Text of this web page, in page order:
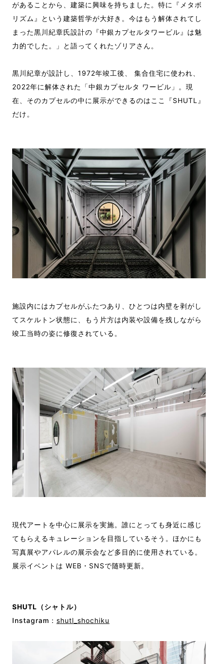
があることから、建築に興味を持ちました。特に『メタボ
リズム』という建築哲学が大好き。今はもう解体されてし
まった黒川紀章氏設計の『中銀カプセルタワービル』は魅
力的でした。」と語ってくれたゾリアさん。
黒川紀章が設計し、1972年竣工後、 集合住宅に使われ、
2022年に解体された「中銀カプセルタ ワービル」。現
在、そのカプセルの中に展示ができるのはここ『SHUTL』
だけ。
施設内にはカプセルがふたつあり、ひとつは内壁を剥がし
てスケルトン状態に、もう片方は内装や設備を残しながら
竣工当時の姿に修復されている。
現代アートを中心に展示を実施。誰にとっても身近に感じ
てもらえるキュレーションを目指しているそう。ほかにも
写真展やアパレルの展示会など多目的に使用されている。
展示イベントは WEB・SNSで随時更新。
SHUTL（シャトル）
Instagram： shutl_shochiku